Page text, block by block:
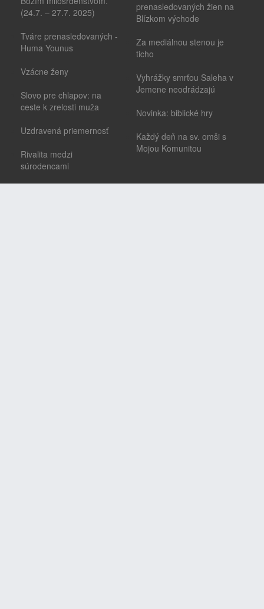
(24.7. – 27.7. 2025)
Tváre prenasledovaných -
Huma Younus
Vzácne ženy
Slovo pre chlapov: na
ceste k zrelosti muža
Uzdravená priemernosť
Rivalita medzi
súrodencami
prenasledovaných žien na
Blízkom východe
Za mediálnou stenou je
ticho
Vyhrážky smrťou Saleha v
Jemene neodrádzajú
Novinka: biblické hry
Každý deň na sv. omši s
Mojou Komunitou